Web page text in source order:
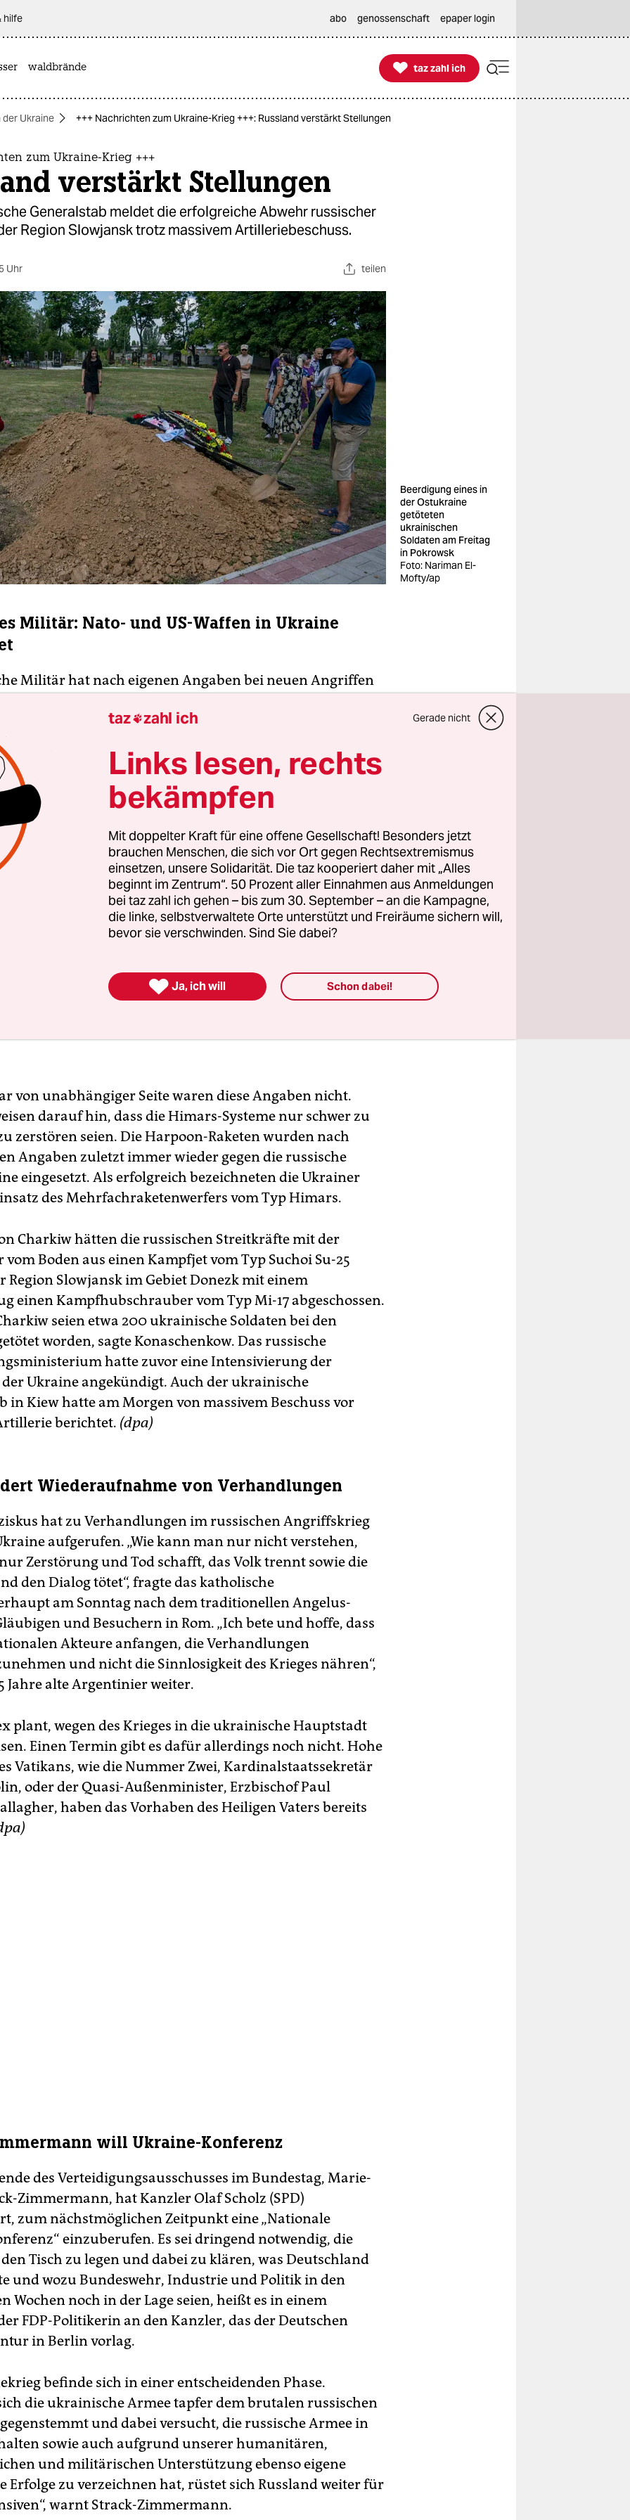
hilfe abo genossenschaft epaper login
waldbrände 
taz zahl ich
taz zahl ich
der Ukraine +++ Nachrichten zum Ukraine-Krieg +++: Russland verstärkt Stellungen
zum Ukraine-Krieg +++
verstärkt Stellungen
Generalstab meldet die erfolgreiche Abwehr russischer
Region Slowjansk trotz massivem Artilleriebeschuss.
Uhr teilen
Beerdigung eines in
der Ostukraine
getöteten
ukrainischen
Soldaten am Freitag
in Pokrowsk
Foto: Nariman El-
Mofty/ap
Militär: Nato- und US-Waffen in Ukraine
Militär hat nach eigenen Angaben bei neuen Angriffen
zerstört. In Odessa am Schwarzen Meer sei ein Depot
Raketen und im Gebiet Donezk ein von den USA
Mehrfachraketenwerfer vom Typ Himars vernichtet
der Sprecher der russischen Verteidigungsministeriums,
am Sonntag in seinem täglichen Briefing mit.
von unabhängiger Seite waren diese Angaben nicht.
darauf hin, dass die Himars-Systeme nur schwer zu
zerstören seien. Die Harpoon-Raketen wurden nach
Angaben zuletzt immer wieder gegen die russische
eingesetzt. Als erfolgreich bezeichneten die Ukrainer
des Mehrfachraketenwerfers vom Typ Himars.
Charkiw hätten die russischen Streitkräfte mit der
Boden aus einen Kampfjet vom Typ Suchoi Su-25
Region Slowjansk im Gebiet Donezk mit einem
einen Kampfhubschrauber vom Typ Mi-17 abgeschossen.
seien etwa 200 ukrainische Soldaten bei den
worden, sagte Konaschenkow. Das russische
hatte zuvor eine Intensivierung der
Ukraine angekündigt. Auch der ukrainische
in Kiew hatte am Morgen von massivem Beschuss vor
berichtet. (dpa)
Wiederaufnahme von Verhandlungen
hat zu Verhandlungen im russischen Angriffskrieg
aufgerufen. „Wie kann man nur nicht verstehen,
Zerstörung und Tod schafft, das Volk trennt sowie die
den Dialog tötet“, fragte das katholische
am Sonntag nach dem traditionellen Angelus-
und Besuchern in Rom. „Ich bete und hoffe, dass
Akteure anfangen, die Verhandlungen
und nicht die Sinnlosigkeit des Krieges nähren“,
Jahre alte Argentinier weiter.
plant, wegen des Krieges in die ukrainische Hauptstadt
Einen Termin gibt es dafür allerdings noch nicht. Hohe
Vatikans, wie die Nummer Zwei, Kardinalstaatssekretär
oder der Quasi-Außenminister, Erzbischof Paul
haben das Vorhaben des Heiligen Vaters bereits
will Ukraine-Konferenz
des Verteidigungsausschusses im Bundestag, Marie-
Zimmermann, hat Kanzler Olaf Scholz (SPD)
zum nächstmöglichen Zeitpunkt eine „Nationale
einzuberufen. Es sei dringend notwendig, die
Tisch zu legen und dabei zu klären, was Deutschland
und wozu Bundeswehr, Industrie und Politik in den
Wochen noch in der Lage seien, heißt es in einem
FDP-Politikerin an den Kanzler, das der Deutschen
in Berlin vorlag.
befinde sich in einer entscheidenden Phase.
die ukrainische Armee tapfer dem brutalen russischen
und dabei versucht, die russische Armee in
sowie auch aufgrund unserer humanitären,
und militärischen Unterstützung ebenso eigene
Erfolge zu verzeichnen hat, rüstet sich Russland weiter für
warnt Strack-Zimmermann.
taz zahl ich Gerade nicht
Links lesen, rechts
bekämpfen
Mit doppelter Kraft für eine offene Gesellschaft! Besonders jetzt
brauchen Menschen, die sich vor Ort gegen Rechtsextremismus
einsetzen, unsere Solidarität. Die taz kooperiert daher mit „Alles
beginnt im Zentrum“. 50 Prozent aller Einnahmen aus Anmeldungen
bei taz zahl ich gehen – bis zum 30. September – an die Kampagne,
die linke, selbstverwaltete Orte unterstützt und Freiräume sichern will,
bevor sie verschwinden. Sind Sie dabei?
 Ja, ich will Schon dabei!